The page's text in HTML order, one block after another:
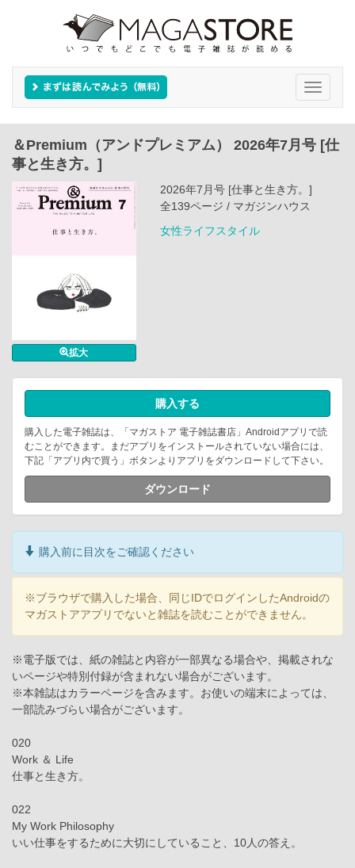
Toggle
＆Premium（アンドプレミアム） 2026年7月号 [仕
事と生き方。]
拡大
2026年7月号 [仕事と生き方。]
全139ページ / マガジンハウス
女性ライフスタイル
購入する
購入した電子雑誌は、「マガストア 電子雑誌書店」Androidアプリで読
むことができます。まだアプリをインストールされていない場合には、
下記「アプリ内で買う」ボタンよりアプリをダウンロードして下さい。
ダウンロード
購入前に目次をご確認ください
※ブラウザで購入した場合、同じIDでログインしたAndroidの
マガストアアプリでないと雑誌を読むことができません。
※電子版では、紙の雑誌と内容が一部異なる場合や、掲載されな
いページや特別付録が含まれない場合がございます。
※本雑誌はカラーページを含みます。お使いの端末によっては、
一部読みづらい場合がございます。
020
Work ＆ Life
仕事と生き方。
022
My Work Philosophy
いい仕事をするために大切にしていること、10人の答え。